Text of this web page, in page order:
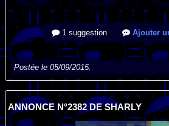
1 suggestion Ajouter
Postée le 05/09/2015.
ANNONCE N°2382 DE SHARLY